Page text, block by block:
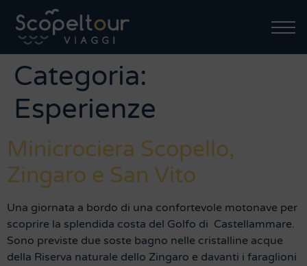
Categoria:
Esperienze
Minicrociera Scopello,
Zingaro e San Vito
Una giornata a bordo di una confortevole motonave per
scoprire la splendida costa del Golfo di Castellammare.
Sono previste due soste bagno nelle cristalline acque
della Riserva naturale dello Zingaro e davanti i faraglioni